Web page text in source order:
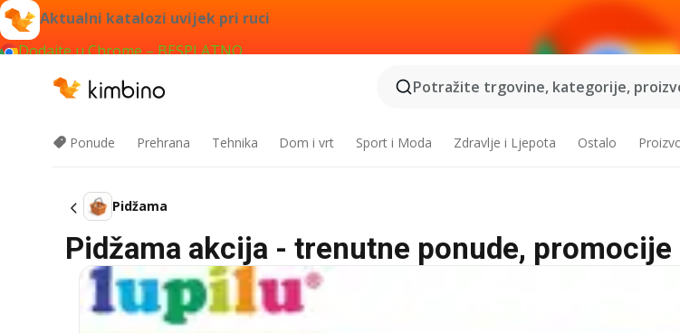
Aktualni katalozi uvijek pri ruci
Dodajte u Chrome – BESPLATNO
Potražite trgovine, kategorije,
Ponude Prehrana Tehnika Dom i vrt Sport i Moda Zdravlje i Ljepota Ostalo
Pidžama
Pidžama akcija - trenutne ponude,